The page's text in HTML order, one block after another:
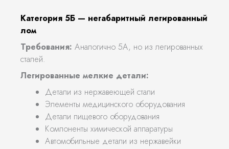
Категория 5Б — негабаритный легированный
лом
Требования: Аналогично 5А, но из легированных
сталей.
Легированные мелкие детали:
Детали из нержавеющей стали
Элементы медицинского оборудования
Детали пищевого оборудования
Компоненты химической аппаратуры
Автомобильные детали из нержавейки